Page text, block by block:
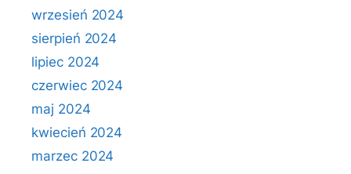
wrzesień 2024
sierpień 2024
lipiec 2024
czerwiec 2024
maj 2024
kwiecień 2024
marzec 2024